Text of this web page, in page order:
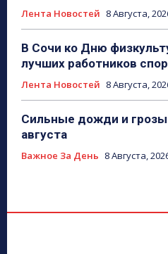
Лента Новостей 8 Августа,
В Сочи ко Дню
лучших работников
Лента Новостей 8 Августа,
Сильные дожди и
августа
Важное За День 8 Августа,